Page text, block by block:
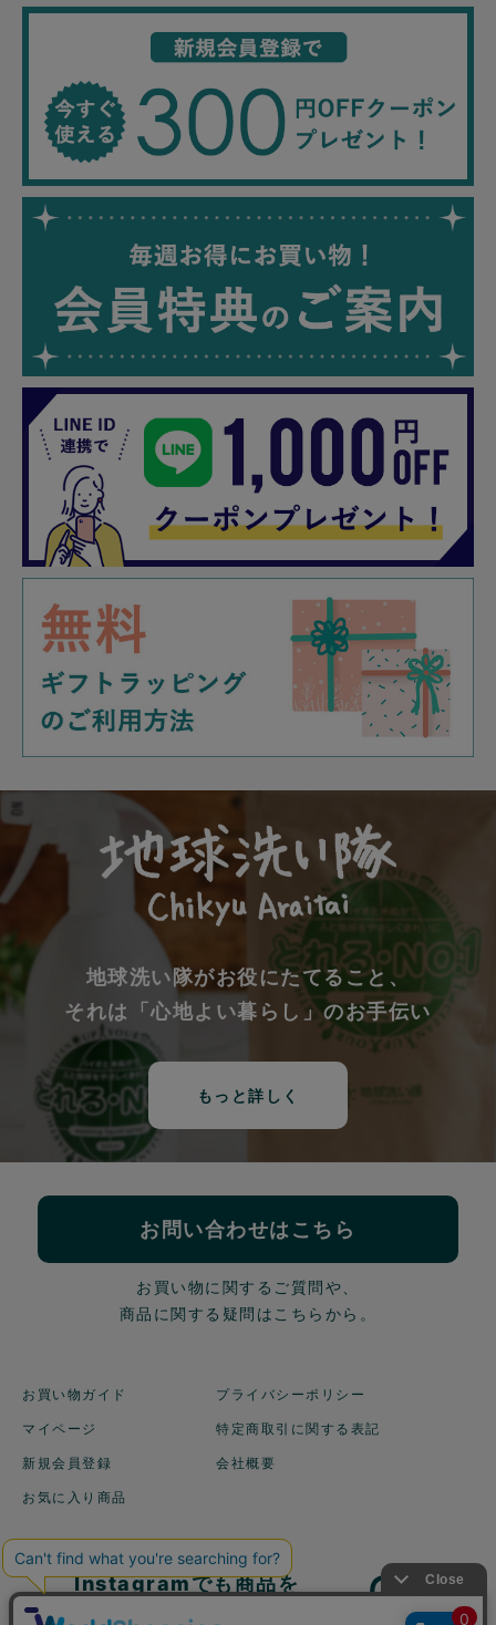
地球洗い隊がお役にたてること、
それは「心地よい暮らし」のお手伝い
もっと詳しく
お問い合わせはこちら
お買い物に関するご質問や、
商品に関する疑問はこちらから。
お買い物ガイド
マイページ
新規会員登録
お気に入り商品
プライバシーポリシー
特定商取引に関する表記
会社概要
Instagramでも商品を
ご紹介しています！